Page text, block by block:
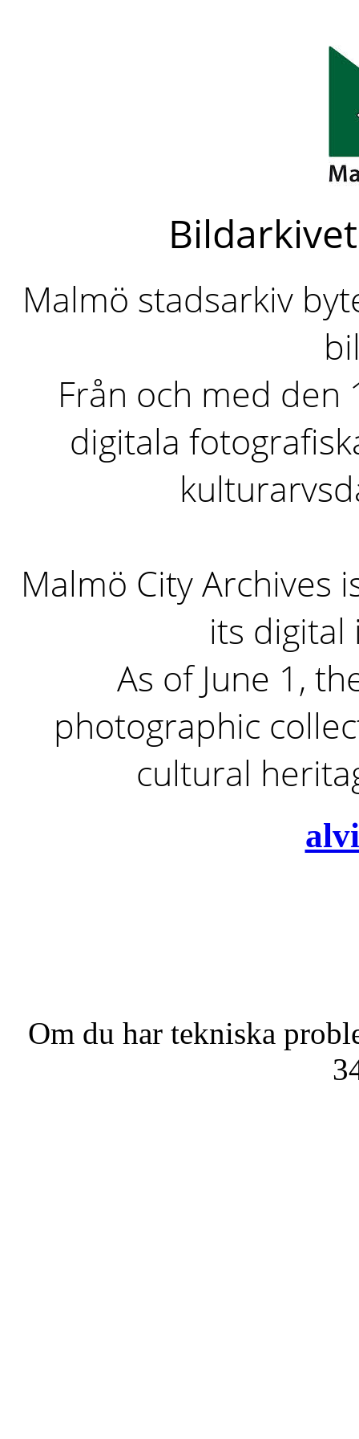
Malmö stadsarkiv
Från och med den
digitala
Malmö City Archives
its digital
As of June 1,
photographic
cultural
Om du har tekniska